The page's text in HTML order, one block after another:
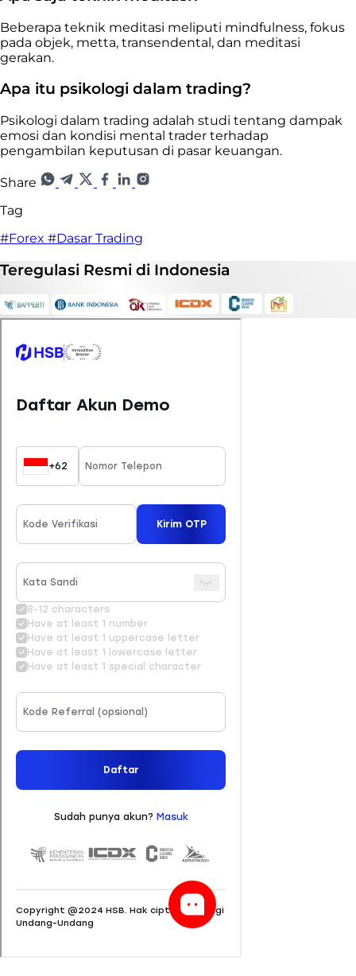
Beberapa teknik meditasi meliputi mindfulness, fokus
pada objek, metta, transendental, dan meditasi
gerakan.
Apa itu psikologi dalam trading?
Psikologi dalam trading adalah studi tentang dampak
emosi dan kondisi mental trader terhadap
pengambilan keputusan di pasar keuangan.
Share
Tag
#Forex #Dasar Trading
Teregulasi Resmi di Indonesia